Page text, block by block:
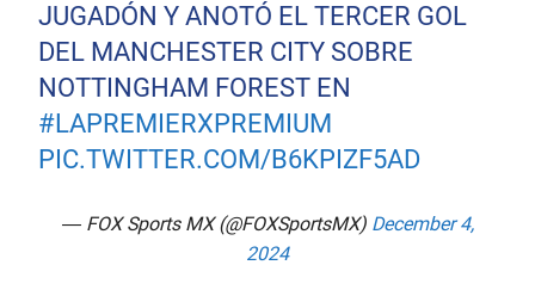
JUGADÓN Y ANOTÓ EL TERCER GOL
DEL MANCHESTER CITY SOBRE
NOTTINGHAM FOREST EN
#LAPREMIERXPREMIUM
PIC.TWITTER.COM/B6KPIZF5AD
— FOX Sports MX (@FOXSportsMX) December 4,
2024